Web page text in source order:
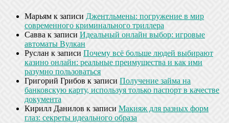
Марьям к записи Джентльмены: погружение в мир
современного криминального триллера
Савва к записи Идеальный онлайн выбор: игровые
автоматы Вулкан
Руслан к записи Почему всё больше людей выбирают
казино онлайн: реальные преимущества и как ими
разумно пользоваться
Григорий Грибов к записи Получение займа на
банковскую карту, используя только паспорт в качестве
документа
Кирилл Данилов к записи Макияж для разных форм
глаз: секреты идеального образа